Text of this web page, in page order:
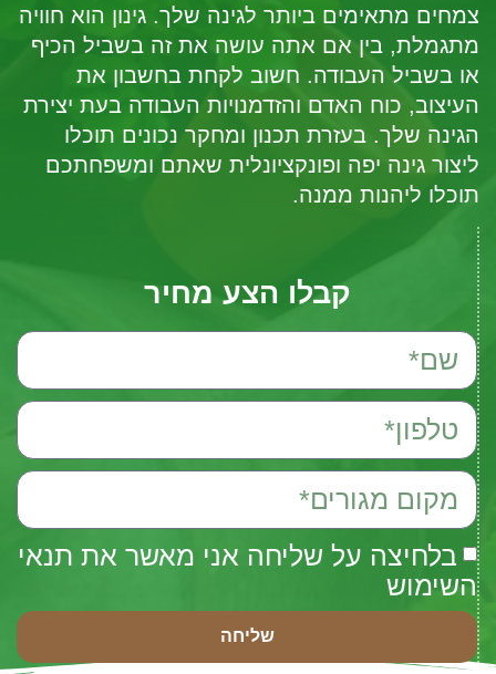
צמחים מתאימים ביותר לגינה שלך. גינון הוא חוויה
מתגמלת, בין אם אתה עושה את זה בשביל הכיף
או בשביל העבודה. חשוב לקחת בחשבון את
העיצוב, כוח האדם והזדמנויות העבודה בעת יצירת
הגינה שלך. בעזרת תכנון ומחקר נכונים תוכלו
ליצור גינה יפה ופונקציונלית שאתם ומשפחתכם
תוכלו ליהנות ממנה.
קבלו הצע מחיר
בלחיצה על שליחה אני מאשר את תנאי
השימוש
שליחה